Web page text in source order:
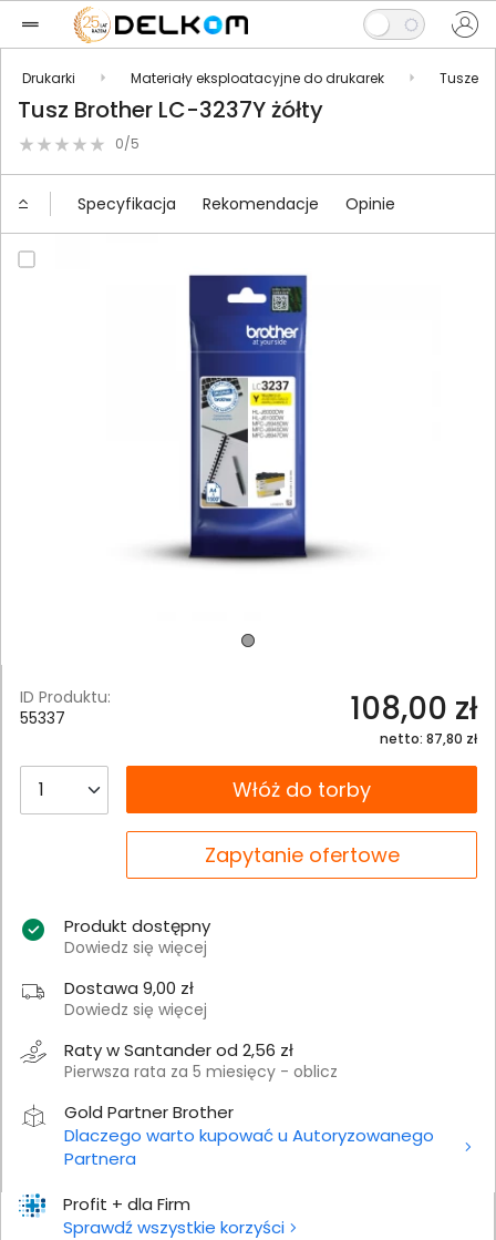
Drukarki Materiały eksploatacyjne do drukarek Tusze
Tusz Brother LC-3237Y żółty
0/5
Specyfikacja Rekomendacje Opinie
Profit + dla Firm
Sprawdź wszystkie korzyści
ID Produktu:
55337
108,00 zł
netto: 87,80 zł
__B2C.PRODUCT.QUANTITYWłóż do torby
Zapytanie ofertowe
Produkt dostępny
Dowiedz się więcej
Dostawa 9,00 zł
Dowiedz się więcej
Raty w Santander od 2,56 zł
Pierwsza rata za 5 miesięcy - oblicz
Gold Partner Brother
Dlaczego warto kupować u Autoryzowanego
Partnera